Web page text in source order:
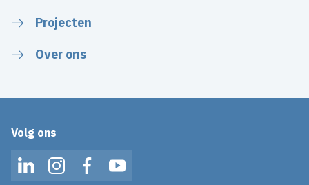
Projecten
Over ons
Volg ons
LinkedInInstagramFacebookYouTube